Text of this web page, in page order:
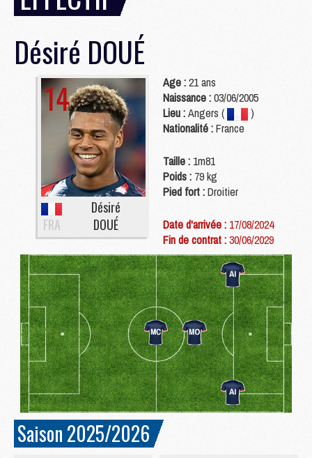
Désiré DOUÉ
14
FRA
Désiré
DOUÉ
Age :21 ans
Naissance :03/06/2005
Lieu :Angers (
)
Nationalité :France
Taille : 1m81
Poids : 79 kg
Pied fort :Droitier
Date d'arrivée : 17/08/2024
Fin de contrat :30/06/2029
Saison 2025/2026